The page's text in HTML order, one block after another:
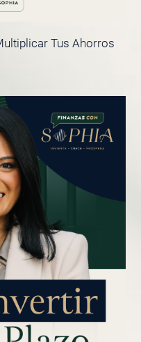
Tus Ahorros